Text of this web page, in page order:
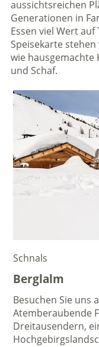
aussichtsreichen
Generationen in
Essen viel Wert
Speisekarte
wie hausgemachte
und Schaf.
Schnals
Berglalm
Besuchen Sie uns
Atemberaubende
Dreitausendern,